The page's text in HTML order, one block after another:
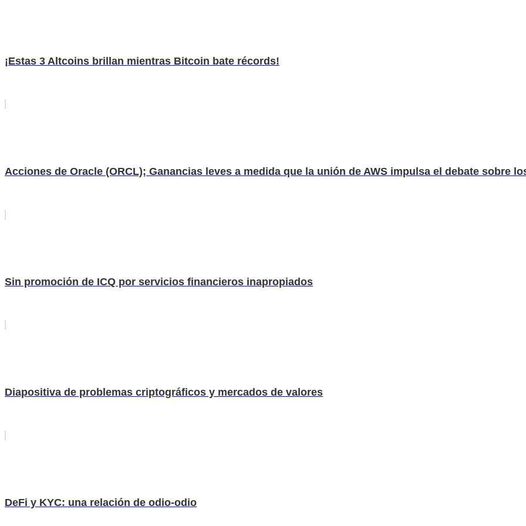
¡Estas 3 Altcoins brillan mientras Bitcoin bate récords!
Acciones de Oracle (ORCL); Ganancias leves a medida que la unión de AWS impulsa el debate sobre
Sin promoción de ICQ por servicios financieros inapropiados
Diapositiva de problemas criptográficos y mercados de valores
DeFi y KYC: una relación de odio-odio